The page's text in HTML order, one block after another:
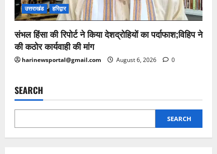
उत्तराखंड हरिद्वार
संभल हिंसा की रिपोर्ट ने किया देशद्रोहियों का पर्दाफाश;विहिप ने
की कठोर कार्यवाही की मांग
harinewsportal@gmail.com August 6, 2026 0
SEARCH
SEARCH